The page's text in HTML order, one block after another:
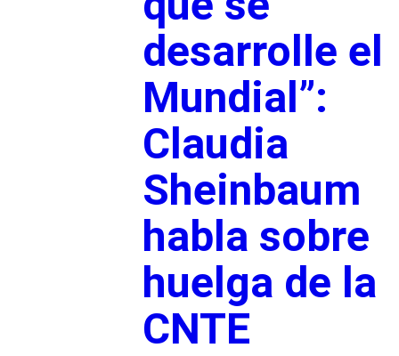
desarrolle el
Mundial”:
Claudia
Sheinbaum
habla sobre
huelga de la
CNTE